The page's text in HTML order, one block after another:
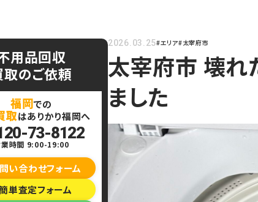
2026.03.25#エリア#太宰府市
太宰府市 壊れ
ました
用品回収
取のご依頼
福岡での
取はありかり福岡へ
73-8122
業時間 9:00-19:00
い合わせフォーム
単査定フォーム